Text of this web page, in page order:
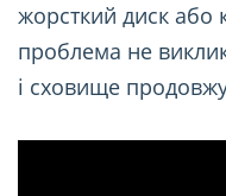
жорсткий диск або
проблема не
і сховище